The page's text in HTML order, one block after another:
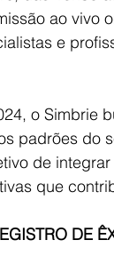
ao vivo
e
o Simbrie
padrões do
de
que
DE